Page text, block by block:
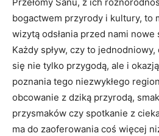
bogactwem przyrody i kultury, to
wizytą odsłania przed nami
Każdy spływ, czy to
się nie tylko przygodą, ale i
poznania tego niezwykłego
obcowanie z dziką przyrodą,
przysmaków czy spotkanie z
ma do zaoferowania coś więcej